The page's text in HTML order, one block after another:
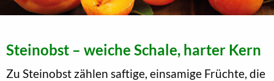
Steinobst – weiche Schale, harter Kern
Zu Steinobst zählen saftige, einsamige Früchte, die